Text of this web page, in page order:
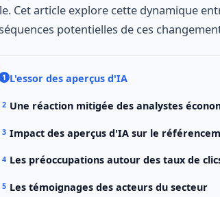
Cet article explore cette dynamique
potentielles de ces
L'essor des aperçus d'IA
Une réaction mitigée des analystes
Impact des aperçus d'IA sur le
Les préoccupations autour des taux de
Les témoignages des acteurs du secteur